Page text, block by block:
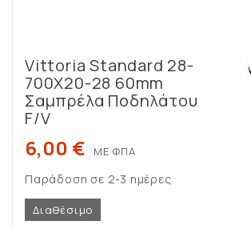
Vittoria Standard 28-
700X20-28 60mm
Σαμπρέλα Ποδηλάτου
F/V
6,00 € ΜΕ ΦΠΑ
Παράδοση σε 2-3 ημέρες
Διαθέσιμο